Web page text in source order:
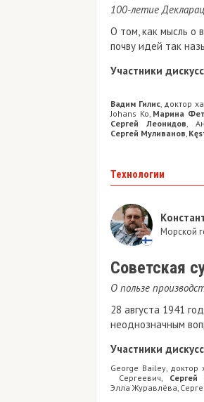
100-летие
О том, как мысль о
почву идей так
Участники
Вадим Гилис, доктор
Johans Ko, Марина
Сергей Леонидов,
Сергей Муливанов,
Технологии
Морской
Советская
О пользе
28 августа 1941
неоднозначным
Участники
George Bailey, доктор
Сергеевич, Сергей
Элла Журавлёва,